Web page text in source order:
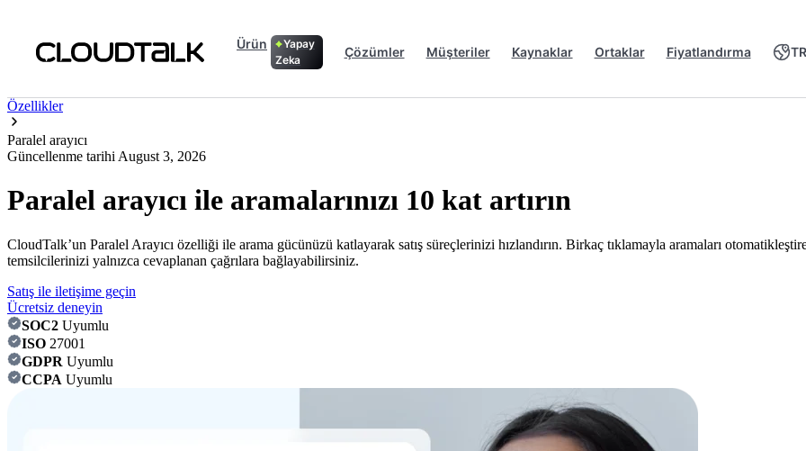
Ürün
Yapay
Zeka
Çözümler Müşteriler Kaynaklar Ortaklar Fiyatlandırma TR
Özellikler
Paralel arayıcı
Güncellenme tarihi August 3, 2026
Paralel arayıcı ile aramalarınızı 10 kat artırın
CloudTalk’un Paralel Arayıcı özelliği ile arama gücünüzü katlayarak satış süreçlerinizi hızlandırın. Birkaç tıklamayla aramaları
temsilcilerinizi yalnızca cevaplanan çağrılara bağlayabilirsiniz.
Satış ile iletişime geçin
Ücretsiz deneyin
SOC2 Uyumlu
ISO 27001
GDPR Uyumlu
CCPA Uyumlu